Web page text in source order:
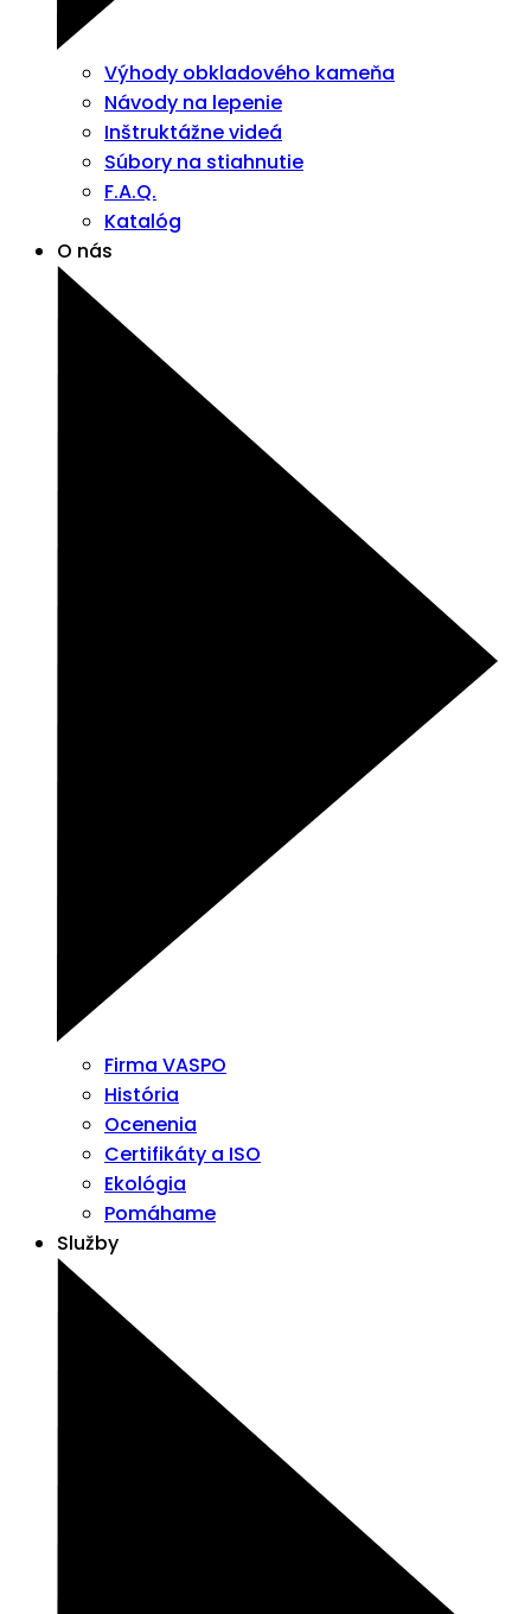
Výhody obkladového kameňa
Návody na lepenie
Inštruktážne videá
Súbory na stiahnutie
F.A.Q.
Katalóg
O nás
Firma VASPO
História
Ocenenia
Certifikáty a ISO
Ekológia
Pomáhame
Služby